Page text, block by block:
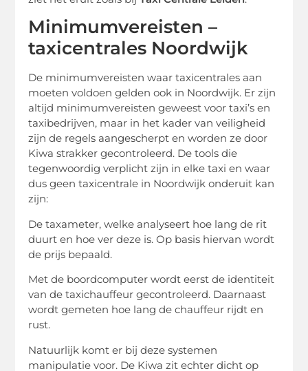
Minimumvereisten –
taxicentrales Noordwijk
De minimumvereisten waar taxicentrales aan
moeten voldoen gelden ook in Noordwijk. Er zijn
altijd minimumvereisten geweest voor taxi’s en
taxibedrijven, maar in het kader van veiligheid
zijn de regels aangescherpt en worden ze door
Kiwa strakker gecontroleerd. De tools die
tegenwoordig verplicht zijn in elke taxi en waar
dus geen taxicentrale in Noordwijk onderuit kan
zijn:
De taxameter, welke analyseert hoe lang de rit
duurt en hoe ver deze is. Op basis hiervan wordt
de prijs bepaald.
Met de boordcomputer wordt eerst de identiteit
van de taxichauffeur gecontroleerd. Daarnaast
wordt gemeten hoe lang de chauffeur rijdt en
rust.
Natuurlijk komt er bij deze systemen
manipulatie voor. De Kiwa zit echter dicht op